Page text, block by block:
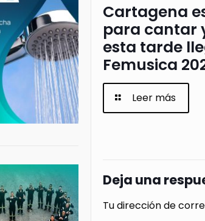
Cartagena
para cantar
esta tarde
Femusica
Leer más
Deja una
Tu dirección de